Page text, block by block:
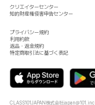
クリエイターセンター
知的財産権侵害申告センター
プライバシー規約
利用約款
返品・返金規約
特定商取引法に基づく表記
CLASS101JAPAN株式会社japan@101.inc